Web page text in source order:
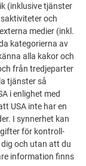
(inklusive tjänster
och
medier (inkl.
kategorierna av
alla kakor och
från tredjeparter
tjänster så
i enlighet med
USA inte har en
I synnerhet kan
för kontroll-
och utan att du
information finns